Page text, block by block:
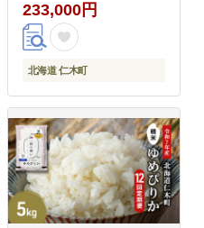
233,000円
北海道 仁木町